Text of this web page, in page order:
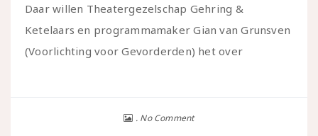
Daar willen Theatergezelschap Gehring &
Ketelaars en programmamaker Gian van Grunsven
(Voorlichting voor Gevorderden) het over
No Comment